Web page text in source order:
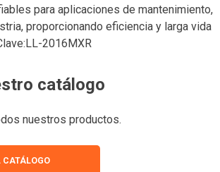
para aplicaciones de mantenimiento,
proporcionando eficiencia y larga vida
2016MXR
catálogo
nuestros productos.
CATÁLOGO